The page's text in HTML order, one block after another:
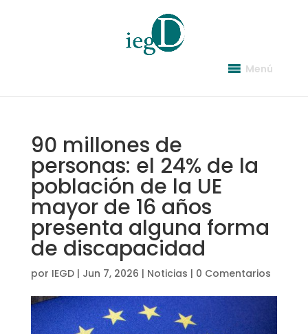
Menú
90 millones de
personas: el 24% de la
población de la UE
mayor de 16 años
presenta alguna forma
de discapacidad
por IEGD| Jun 7, 2026 | Noticias | 0 Comentarios